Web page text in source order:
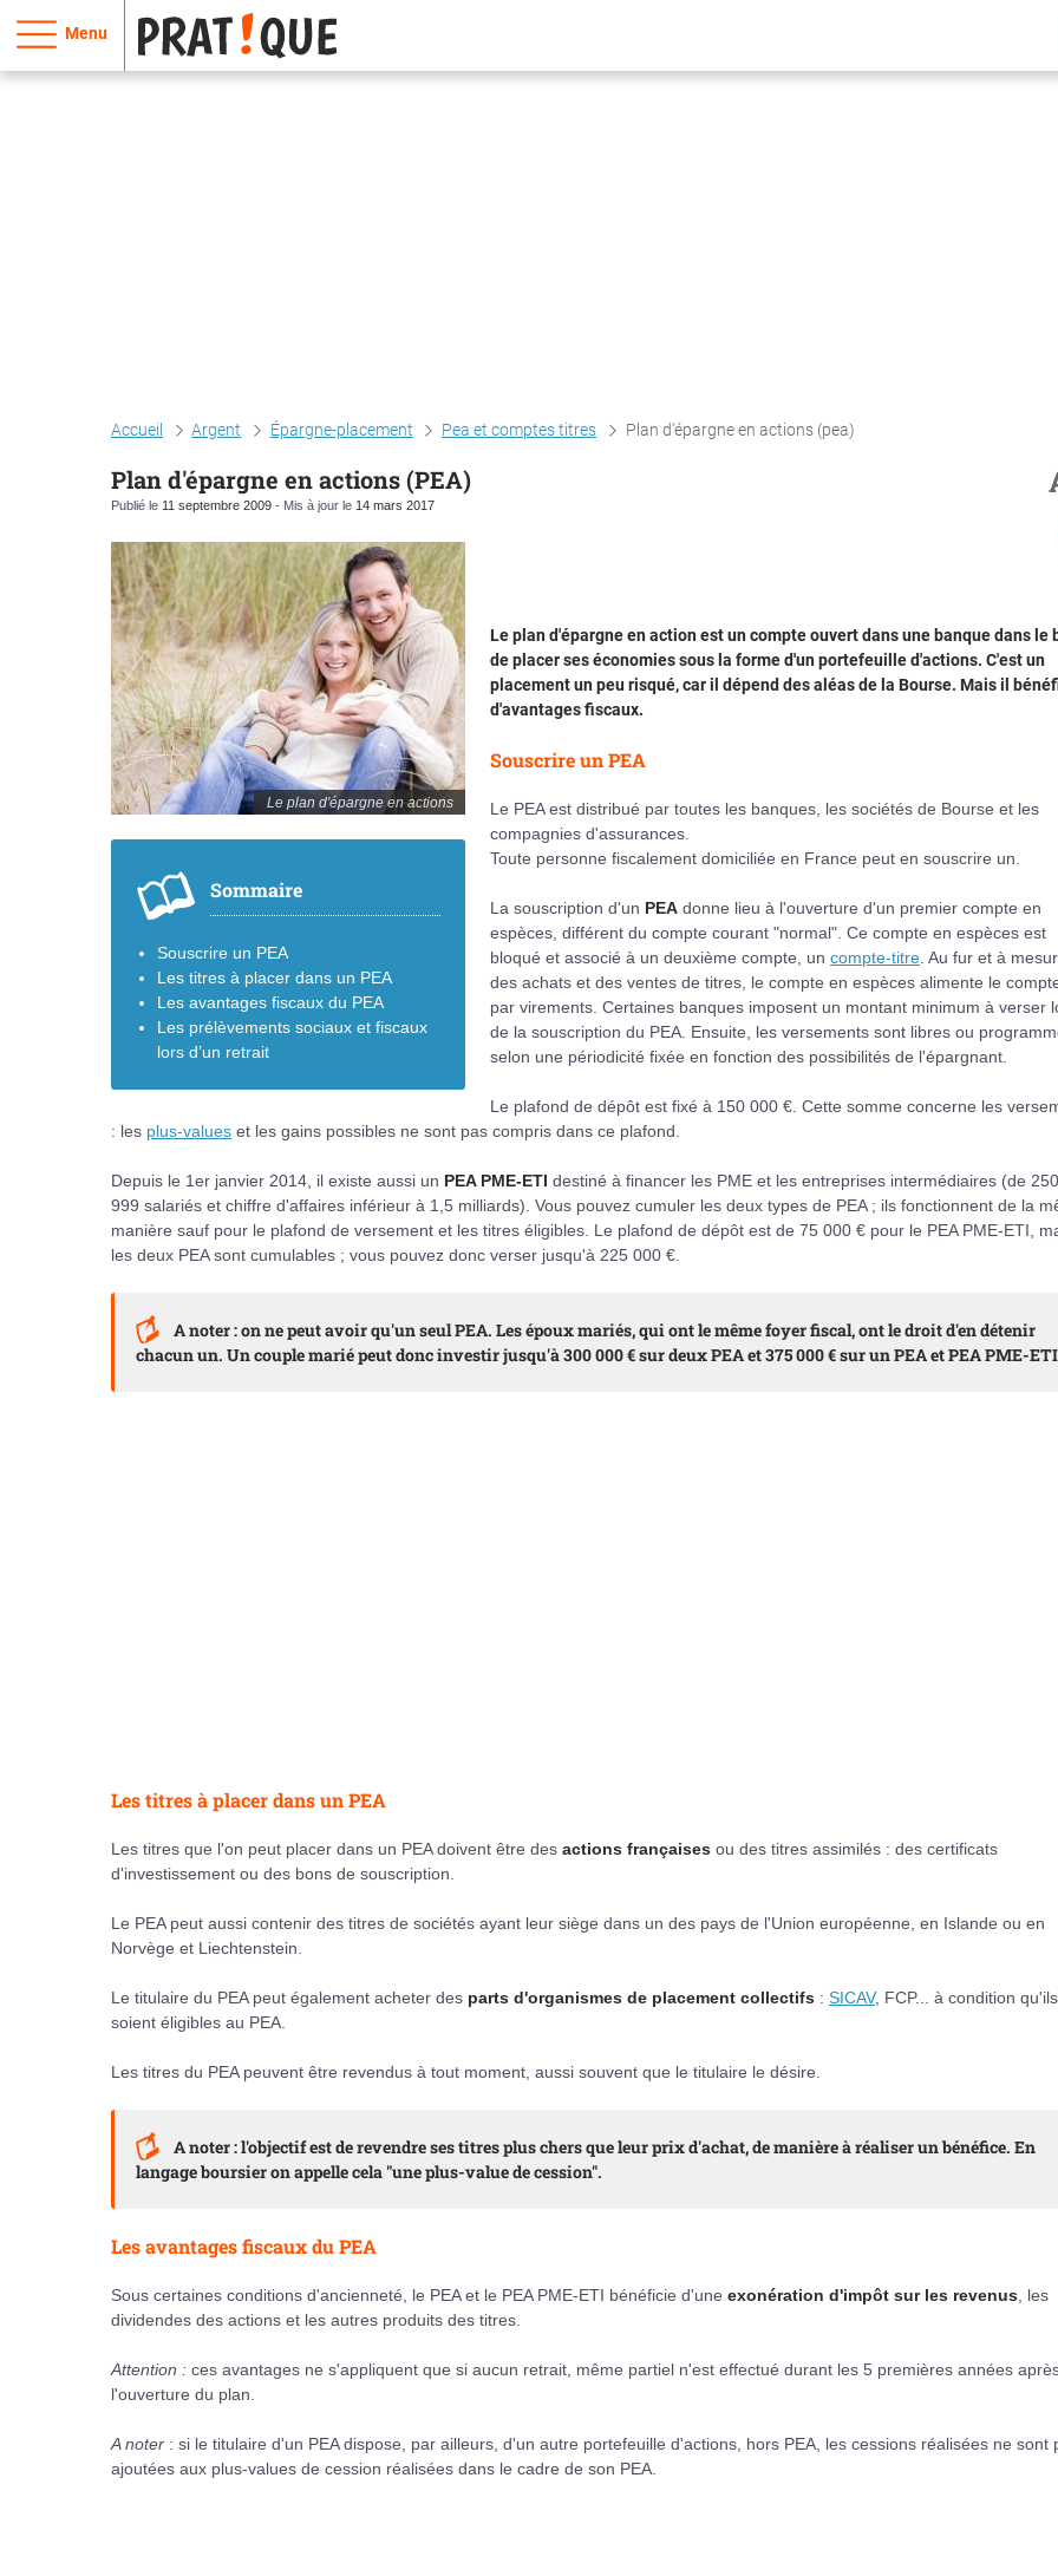
Menu
Accueil Argent Épargne-placement Pea et comptes titres Plan d'épargne en actions (pea)
Plan d'épargne en actions (PEA)
Publié le 11 septembre 2009 - Mis à jour le 14 mars 2017
Le plan d'épargne en actions
Le plan d'épargne en action est un compte ouvert dans une banque dans le
de placer ses économies sous la forme d'un portefeuille d'actions. C'est un
placement un peu risqué, car il dépend des aléas de la Bourse. Mais il
d'avantages fiscaux.
Sommaire
Souscrire un PEA
Les titres à placer dans un PEA
Les avantages fiscaux du PEA
Les prélèvements sociaux et fiscaux
lors d’un retrait
Souscrire un PEA
Le PEA est distribué par toutes les banques, les sociétés de Bourse et les
compagnies d'assurances.
Toute personne fiscalement domiciliée en France peut en souscrire un.
La souscription d'un PEA donne lieu à l'ouverture d'un premier compte en
espèces, différent du compte courant "normal". Ce compte en espèces est
bloqué et associé à un deuxième compte, un compte-titre . Au fur et à
des achats et des ventes de titres, le compte en espèces alimente le
par virements. Certaines banques imposent un montant minimum à verser
de la souscription du PEA. Ensuite, les versements sont libres ou
selon une périodicité fixée en fonction des possibilités de l'épargnant.
Le plafond de dépôt est fixé à 150 000 €. Cette somme concerne les
: les plus-values et les gains possibles ne sont pas compris dans ce plafond.
Depuis le 1er janvier 2014, il existe aussi un PEA PME-ETI destiné à financer les PME et les entreprises intermédiaires (de
999 salariés et chiffre d'affaires inférieur à 1,5 milliards). Vous pouvez cumuler les deux types de PEA ; ils fonctionnent de la
manière sauf pour le plafond de versement et les titres éligibles. Le plafond de dépôt est de 75 000 € pour le PEA PME-ETI,
les deux PEA sont cumulables ; vous pouvez donc verser jusqu'à 225 000 €.
A noter : on ne peut avoir qu'un seul PEA. Les époux mariés, qui ont le même foyer fiscal, ont le droit d'en détenir
chacun un. Un couple marié peut donc investir jusqu'à 300 000 € sur deux PEA et 375 000 € sur un PEA et PEA PME-
Les titres à placer dans un PEA
Les titres que l'on peut placer dans un PEA doivent être des actions françaises ou des titres assimilés : des certificats
d'investissement ou des bons de souscription.
Le PEA peut aussi contenir des titres de sociétés ayant leur siège dans un des pays de l'Union européenne, en Islande ou en
Norvège et Liechtenstein.
Le titulaire du PEA peut également acheter des parts d'organismes de placement collectifs : SICAV, FCP... à condition qu'ils
soient éligibles au PEA.
Les titres du PEA peuvent être revendus à tout moment, aussi souvent que le titulaire le désire.
A noter : l'objectif est de revendre ses titres plus chers que leur prix d'achat, de manière à réaliser un bénéfice. En
langage boursier on appelle cela "une plus-value de cession".
Les avantages fiscaux du PEA
Sous certaines conditions d'ancienneté, le PEA et le PEA PME-ETI bénéficie d'une exonération d'impôt sur les revenus , les
dividendes des actions et les autres produits des titres.
Attention : ces avantages ne s'appliquent que si aucun retrait, même partiel n'est effectué durant les 5 premières années
l'ouverture du plan.
A noter : si le titulaire d'un PEA dispose, par ailleurs, d'un autre portefeuille d'actions, hors PEA, les cessions réalisées ne sont
ajoutées aux plus-values de cession réalisées dans le cadre de son PEA.